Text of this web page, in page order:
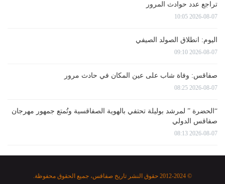
تراجع عدد حوادث المرور
2026-08-07 10:05
اليوم: انطلاق الصولد الصيفي
2026-08-07 09:10
صفاقس: وفاة شاب على عين المكان في حادث مرور
2026-08-07 08:25
“الحضرة ” لمرشد بوليلة تحتفي بالهوية الصفاقسية وتُمتع جمهور مهرجان
صفاقس الدولي
2026-08-07 08:13
© 2012-2024 حقوق النشر تاريخ صفاقس، جميع الحقوق محفوظة.